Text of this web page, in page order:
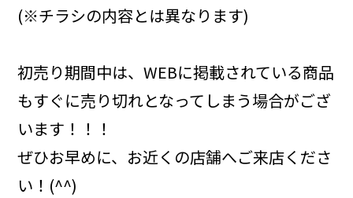
(※チラシの内容とは異なります)
初売り期間中は、WEBに掲載されている商品
もすぐに売り切れとなってしまう場合がござ
います！！！
ぜひお早めに、お近くの店舗へご来店くださ
い！(^^)